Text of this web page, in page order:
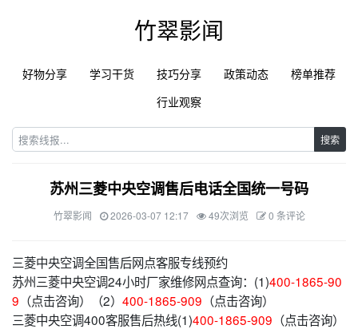
竹翠影闻
好物分享 学习干货 技巧分享 政策动态
榜单推荐
行业观察
搜索
苏州三菱中央空调售后电话全国统一号码
竹翠影闻 2026-03-07 12:17 49次浏览 0 条评论
三菱中央空调全国售后网点客服专线预约
苏州三菱中央空调24小时厂家维修网点查询：(1)400-1865-90
9 （点击咨询）（2） 400-1865-909 （点击咨询）
三菱中央空调400客服售后热线(1)400-1865-909 （点击咨询）